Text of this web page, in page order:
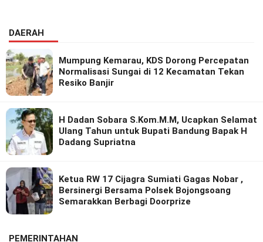
DAERAH
Mumpung Kemarau, KDS Dorong Percepatan
Normalisasi Sungai di 12 Kecamatan Tekan
Resiko Banjir
H Dadan Sobara S.Kom.M.M, Ucapkan Selamat
Ulang Tahun untuk Bupati Bandung Bapak H
Dadang Supriatna
Ketua RW 17 Cijagra Sumiati Gagas Nobar ,
Bersinergi Bersama Polsek Bojongsoang
Semarakkan Berbagi Doorprize
PEMERINTAHAN